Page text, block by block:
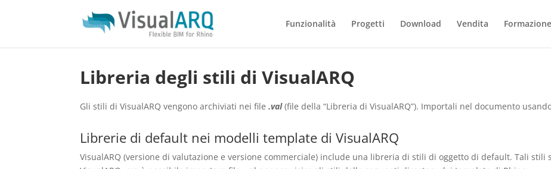
Funzionalità Progetti Download Vendita Formazione
Libreria degli stili di VisualARQ
Gli stili di VisualARQ vengono archiviati nei file.val(file della “Libreria di VisualARQ”). Importali nel documento
Librerie di default nei modelli template di VisualARQ
VisualARQ (versione di valutazione e versione commerciale) include una libreria di stili di oggetto di default. Tali